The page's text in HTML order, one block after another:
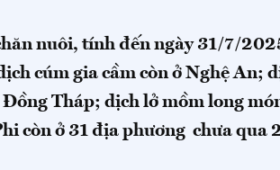
nuôi, tính đến ngày 31/7/
cúm gia cầm còn ở Nghệ An;
Tháp; dịch lở mồm long
còn ở 31 địa phương chưa qua